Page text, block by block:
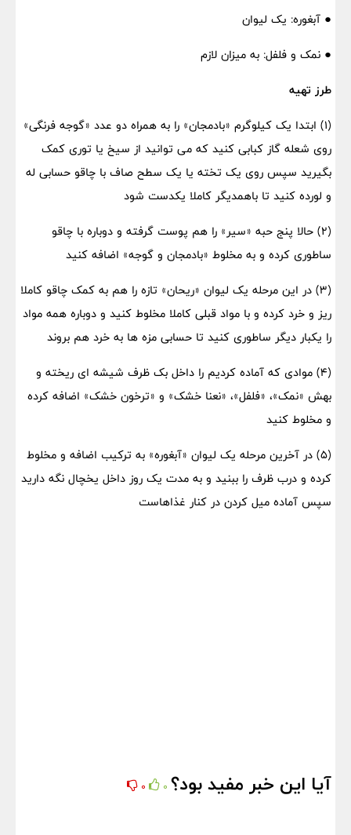
● آبغوره: یک لیوان
● نمک و فلفل: به میزان لازم
طرز تهیه
(۱) ابتدا یک کیلوگرم «بادمجان» را به همراه دو عدد «گوجه فرنگی»
روی شعله گاز کبابی کنید که می توانید از سیخ یا توری کمک
بگیرید سپس روی یک تخته یا یک سطح صاف با چاقو حسابی له
و لورده کنید تا باهمدیگر کاملا یکدست شود
(۲) حالا پنج حبه «سیر» را هم پوست گرفته و دوباره با چاقو
ساطوری کرده و به مخلوط «بادمجان و گوجه» اضافه کنید
(۳) در این مرحله یک لیوان «ریحان» تازه را هم به کمک چاقو کاملا
ریز و خرد کرده و با مواد قبلی کاملا مخلوط کنید و دوباره همه مواد
را یکبار دیگر ساطوری کنید تا حسابی مزه ها به خرد هم بروند
(۴) موادی که آماده کردیم را داخل بک ظرف شیشه ای ریخته و
بهش «نمک»، «فلفل»، «نعنا خشک» و «ترخون خشک» اضافه کرده
و مخلوط کنید
(۵) در آخرین مرحله یک لیوان «آبغوره» به ترکیب اضافه و مخلوط
کرده و درب ظرف را ببنید و به مدت یک روز داخل یخچال نگه دارید
سپس آماده میل کردن در کنار غذاهاست
آیا این خبر مفید بود؟ 0
0